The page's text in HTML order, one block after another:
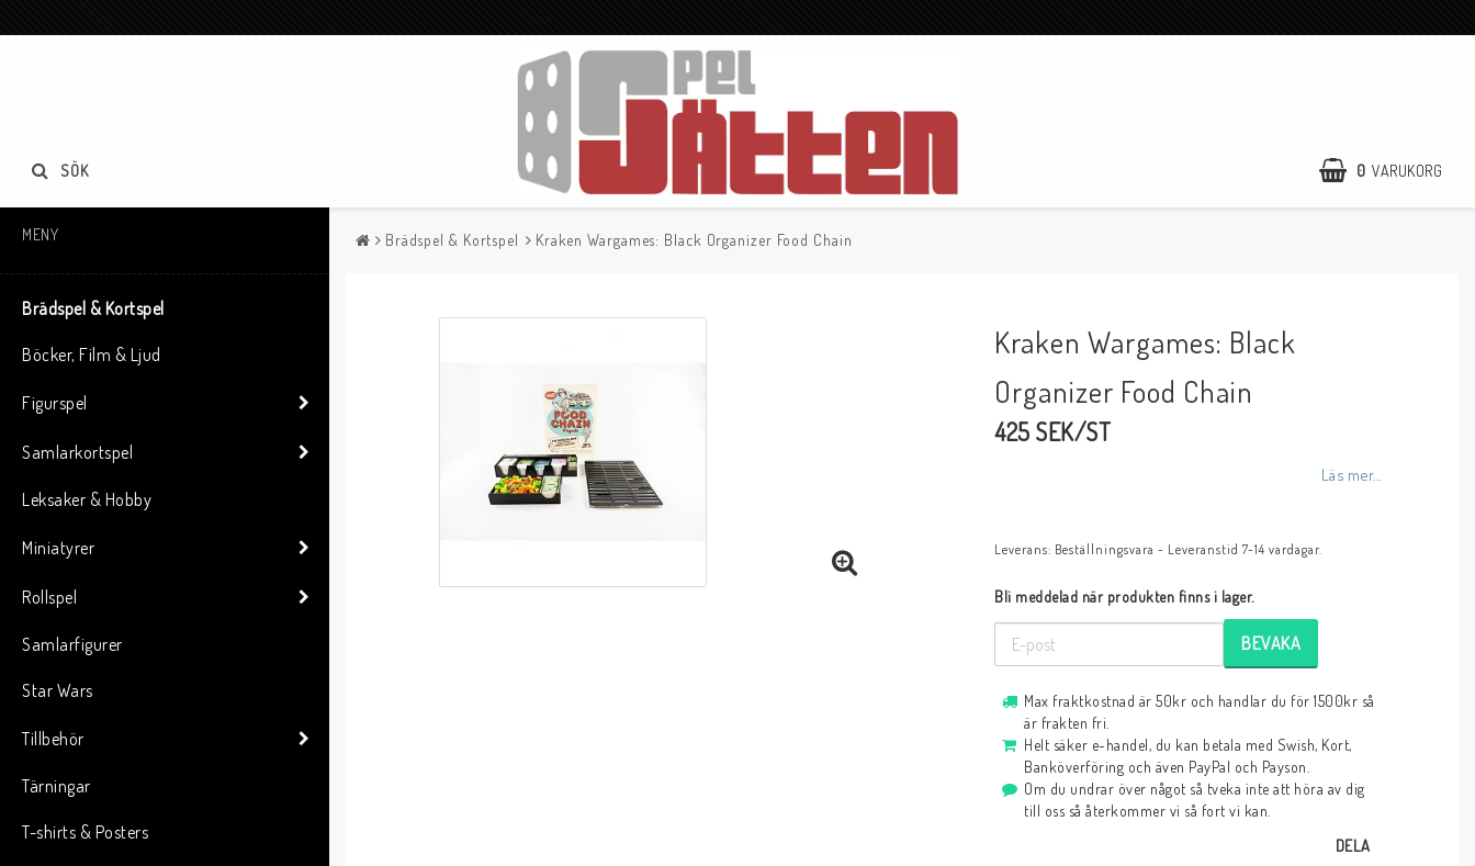
0 VARUKORG
SÖK
MENY
Brädspel & Kortspel
Böcker, Film & Ljud
Figurspel
Samlarkortspel
Leksaker & Hobby
Miniatyrer
Rollspel
Samlarfigurer
Star Wars
Tillbehör
Tärningar
T-shirts & Posters
Brädspel & Kortspel Kraken Wargames: Black Organizer Food Chain
Kraken Wargames: Black
Organizer Food Chain
425 SEK/ST
Läs mer...
Leverans: Beställningsvara - Leveranstid 7-14 vardagar.
Bli meddelad när produkten finns i lager.
BEVAKA
Max fraktkostnad är 50kr och handlar du för 1500kr så
är frakten fri.
Helt säker e-handel, du kan betala med Swish, Kort,
Banköverföring och även PayPal och Payson.
Om du undrar över något så tveka inte att höra av dig
till oss så återkommer vi så fort vi kan.
DELA